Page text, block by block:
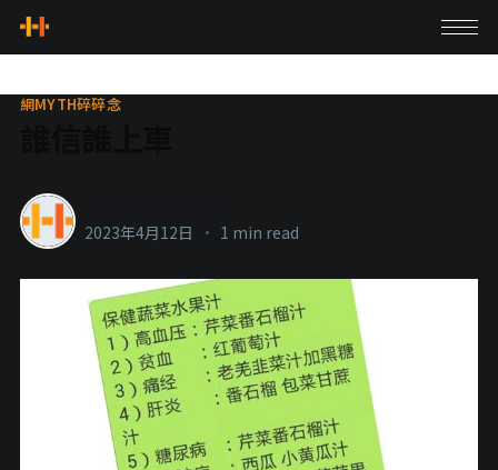
網MYTH碎碎念
2023年4月12日 • 1 min read